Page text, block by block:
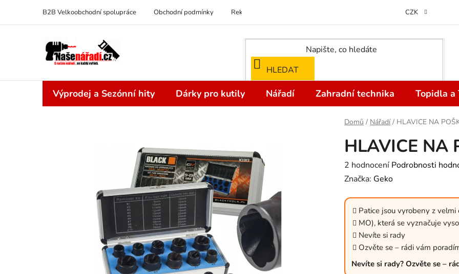
obsah
B2B Velkoobchodní spolupráce Obchodní podmínky Reklamace Odstoupení od
CZK
HLEDAT
Výprodej a Sezónní hity Dárky pro kutily Nářadí Zahradní technika Topidla a
Domů / Nářadí / HLAVICE NA
HLAVICE NA
Průměrné
hodnocení
je
4,0
hvězdiček.
2 hodnocení Podrobnosti
Značka: Geko
Patice jsou vyrobeny z
MO), která se vyznačuje
Nevíte si rady
Ozvěte se – rádi vám
Nevíte si rady? Ozvěte se –